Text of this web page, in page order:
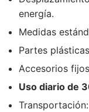
energía.
Medidas
Partes plásticas
Accesorios fijos
Uso diario de